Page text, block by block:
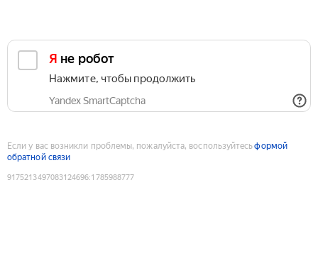
Я не робот
Нажмите, чтобы продолжить
Yandex SmartCaptcha
Если у вас возникли проблемы, пожалуйста, воспользуйтесьформой
обратной связи
9175213497083124696:1785988777